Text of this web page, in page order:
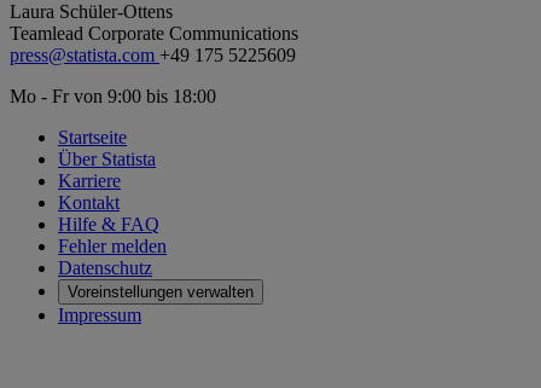
Laura Schüler-Ottens
Teamlead Corporate Communications
press@statista.com +49 175 5225609
Mo - Fr von 9:00 bis 18:00
Startseite
Über Statista
Karriere
Kontakt
Hilfe & FAQ
Fehler melden
Datenschutz
Voreinstellungen verwalten
Impressum